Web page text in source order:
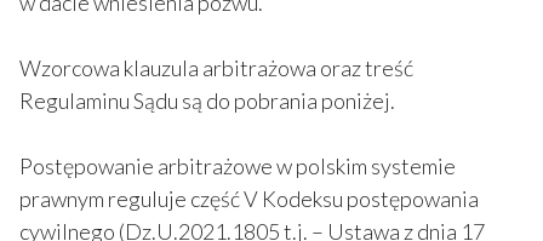
Wzorcowa klauzula arbitrażowa oraz treść
Regulaminu Sądu są do pobrania poniżej.
Postępowanie arbitrażowe w polskim systemie
prawnym reguluje część V Kodeksu postępowania
cywilnego (Dz.U.2021.1805 t.j. – Ustawa z dnia 17